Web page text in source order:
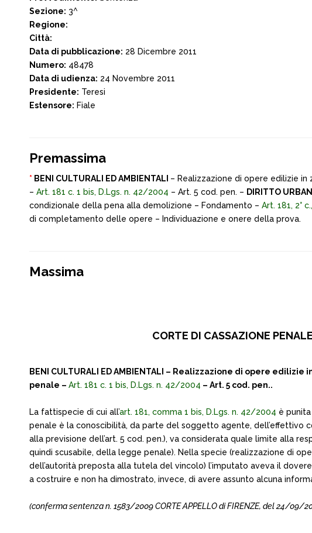
Sezione: 3^
Regione:
Città:
Data di pubblicazione: 28 Dicembre 2011
Numero: 48478
Data di udienza: 24 Novembre 2011
Presidente: Teresi
Estensore: Fiale
Premassima
* BENI CULTURALI ED AMBIENTALI – Realizzazione di opere edilizie
– Art. 181 c. 1 bis, D.Lgs. n. 42/2004 – Art. 5 cod. pen. – DIRITTO
condizionale della pena alla demolizione – Fondamento – Art. 181, 2°
di completamento delle opere – Individuazione e onere della prova.
Massima
CORTE DI CASSAZIONE
BENI CULTURALI ED AMBIENTALI – Realizzazione di opere
penale – Art. 181 c. 1 bis, D.Lgs. n. 42/2004 – Art. 5 cod. pen..
La fattispecie di cui all’art. 181, comma 1 bis, D.Lgs. n. 42/2004 è
penale è la conoscibilità, da parte del soggetto agente, dell’effettivo
alla previsione dell’art. 5 cod. pen.), va considerata quale limite alla
quindi scusabile, della legge penale). Nella specie (realizzazione di
dell’autorità preposta alla tutela del vincolo) l’imputato aveva il
a costruire e non ha dimostrato, invece, di avere assunto alcuna
(conferma sentenza n. 1583/2009 CORTE APPELLO di FIRENZE, del 24/09/